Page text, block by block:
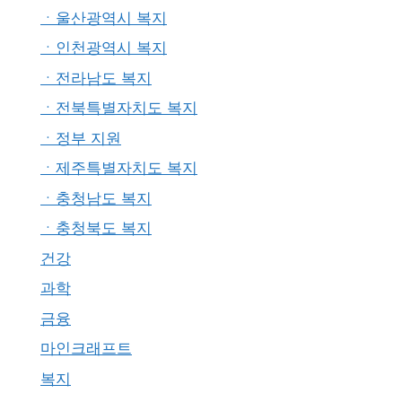
ㆍ울산광역시 복지
ㆍ인천광역시 복지
ㆍ전라남도 복지
ㆍ전북특별자치도 복지
ㆍ정부 지원
ㆍ제주특별자치도 복지
ㆍ충청남도 복지
ㆍ충청북도 복지
건강
과학
금융
마인크래프트
복지